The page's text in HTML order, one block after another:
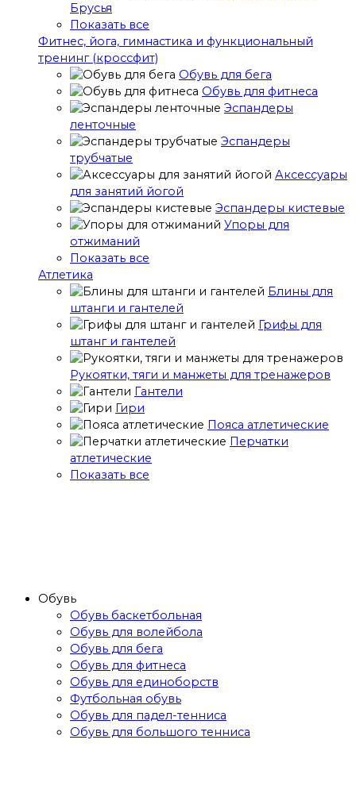
Брусья
Показать все
Фитнес, йога, гимнастика и функциональный
тренинг (кроссфит)
Обувь для бега
Обувь для фитнеса
Эспандеры
ленточные
Эспандеры
трубчатые
Аксессуары
для занятий йогой
Эспандеры кистевые
Упоры для
отжиманий
Показать все
Атлетика
Блины для
штанги и гантелей
Грифы для
штанг и гантелей
Рукоятки, тяги и манжеты для тренажеров
Гантели
Гири
Пояса атлетические
Перчатки
атлетические
Показать все
Обувь
Обувь баскетбольная
Обувь для волейбола
Обувь для бега
Обувь для фитнеса
Обувь для единоборств
Футбольная обувь
Обувь для падел-тенниса
Обувь для большого тенниса